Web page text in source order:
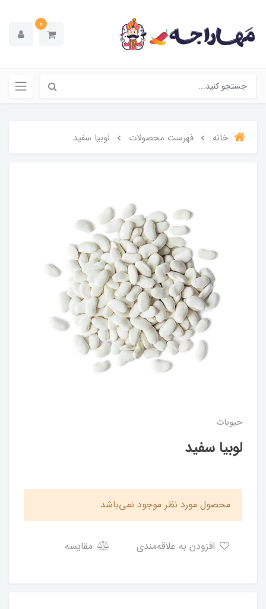
0
خانه فهرست محصولات لوبیا سفید
حبوبات
لوبیا سفید
محصول مورد نظر موجود نمی‌باشد.
مقایسه